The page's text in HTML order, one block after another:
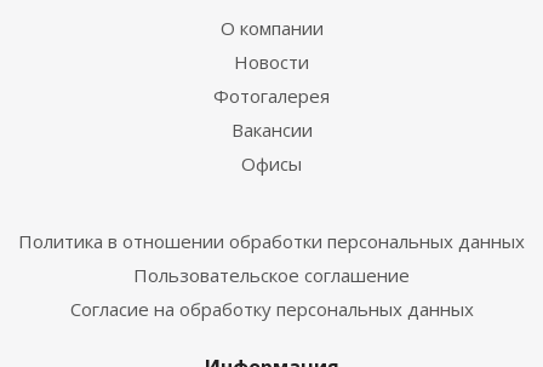
О компании
Новости
Фотогалерея
Вакансии
Офисы
Политика в отношении обработки персональных данных
Пользовательское соглашение
Согласие на обработку персональных данных